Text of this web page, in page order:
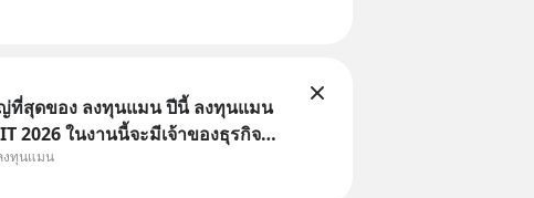
ที่สุดของ ลงทุนแมน ปีนี้ ลงทุนแมน
2026 ในงานนี้จะมีเจ้าของธุรกิจ
หมึกกรุบ, Srichand, Jones’
งทุนแมน